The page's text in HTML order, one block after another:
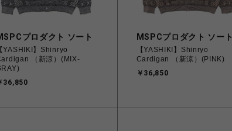
プロダクト ソート
【YASHIKI】Shinryo
（新涼）(MIX-
36,850
MSPCプロダクト ソート
【YASHIKI】Shinryo
Cardigan （新涼）(PINK)
￥36,850